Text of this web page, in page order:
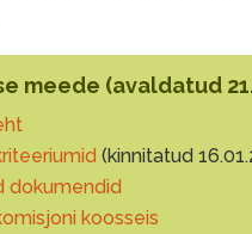
meede (avaldatud
(kinnitatud
dokumendid
koosseis